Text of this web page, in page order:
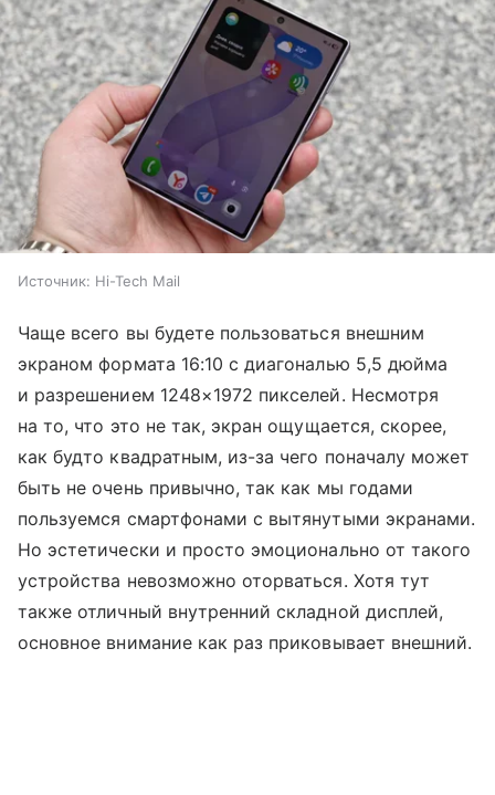
Источник: Hi-Tech Mail
Чаще всего вы будете пользоваться внешним
экраном формата 16:10 с диагональю 5,5 дюйма
и разрешением 1248×1972 пикселей. Несмотря
на то, что это не так, экран ощущается, скорее,
как будто квадратным, из-за чего поначалу может
быть не очень привычно, так как мы годами
пользуемся смартфонами с вытянутыми экранами.
Но эстетически и просто эмоционально от такого
устройства невозможно оторваться. Хотя тут
также отличный внутренний складной дисплей,
основное внимание как раз приковывает внешний.